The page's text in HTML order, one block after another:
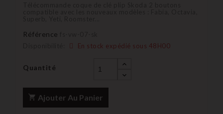
Référence
En stock expédié sous 48H00
Quantité
Ajouter Au Panier